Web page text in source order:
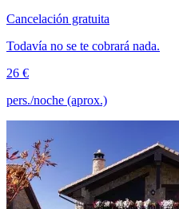
Cancelación gratuita
Todavía no se te cobrará nada.
26 €
pers./noche (aprox.)